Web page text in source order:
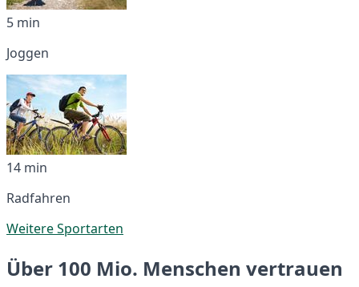
5 min
Joggen
14 min
Radfahren
Weitere Sportarten
Über 100 Mio. Menschen vertrauen